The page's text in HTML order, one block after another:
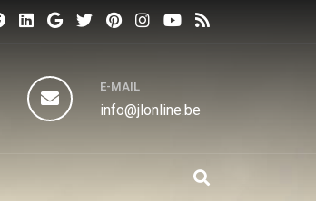
E-MAIL
info@jlonline.be